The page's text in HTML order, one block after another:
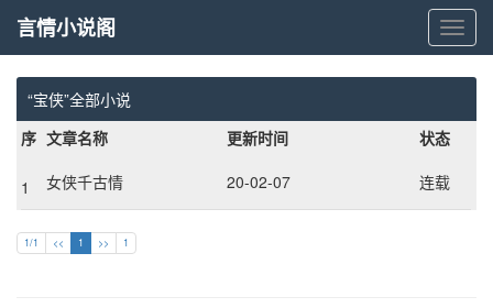
言
情
小
阁
言情小说阁
“宝侠”全部小说
序 文章名称 更新时间 状态
1 女侠千古情 20-02-07 连载
1/1 << 1 >> 1